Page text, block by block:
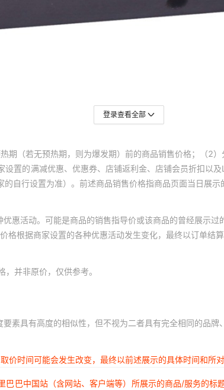
登录查看全部
期（若无预热期，则为爆发期）前的商品销售价格；（
置的满减优惠、优惠券、店铺返利金、店铺会员折扣以
自行设置为准）。前述商品销售价格指商品页面当日展
惠活动。可能是商品的销售指导价或该商品的曾经展示过
根据商家设置的各种优惠活动发生变化，最终以订单结算
并非原价，仅供参考。
素具有高度的相似性，但不视为二者具有完全相同的品牌
时间可能会发生改变，最终以前述展示的具体时间和所对
巴中国站（含网站、客户端等）所展示的商品/服务的